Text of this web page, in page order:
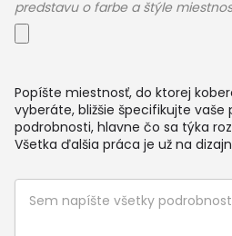
predstavu o farbe a štýle
Popíšte miestnosť, do ktorej
vyberáte, bližšie špecifikujte vaše
podrobnosti, hlavne čo sa týka
Všetka ďalšia práca je už na